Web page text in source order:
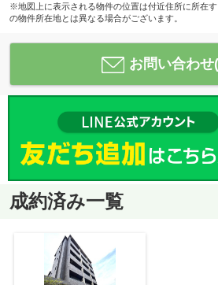
※地図上に表示される物件の位置は付近住所に所在
の物件所在地とは異なる場合がございます。
お問い合わせ
成約済み一覧